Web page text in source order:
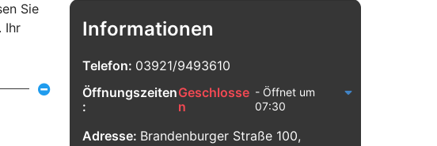
Sie
Ihr
Informationen
Telefon: 03921/9493610
Öffnungszeiten
:
Geschlosse
n
- Öffnet um
07:30
Adresse: Brandenburger Straße 100,